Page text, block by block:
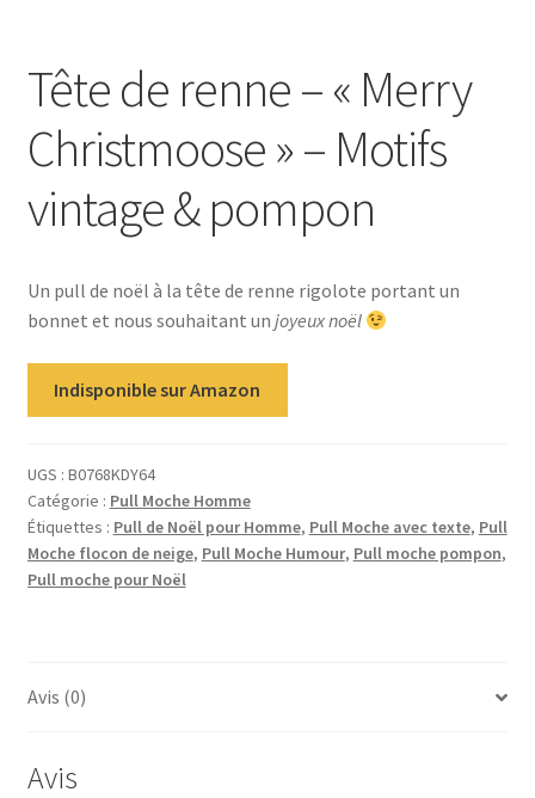
Tête de renne – « Merry
Christmoose » – Motifs
vintage & pompon
Un pull de noël à la tête de renne rigolote portant un
bonnet et nous souhaitant un joyeux noël
Indisponible sur Amazon
UGS : B0768KDY64
Catégorie : Pull Moche Homme
Étiquettes : Pull de Noël pour Homme, Pull Moche avec texte, Pull
Moche flocon de neige, Pull Moche Humour, Pull moche pompon,
Pull moche pour Noël
Avis (0)
Avis